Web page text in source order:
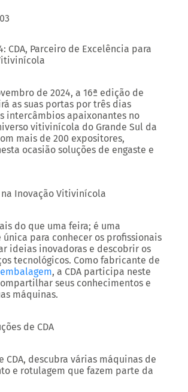
CDA, Parceiro de Excelência para
de 2024, a 16ª edição de
as suas portas por três dias
intercâmbios apaixonantes no
vitivinícola do Grande Sul da
mais de 200 expositores,
ocasião soluções de engaste e
Inovação Vitivinícola
do que uma feira; é uma
para conhecer os profissionais
ideias inovadoras e descobrir os
tecnológicos. Como fabricante de
embalagem, a CDA participa neste
seus conhecimentos e
máquinas.
de CDA
CDA, descubra várias máquinas de
e rotulagem que fazem parte da